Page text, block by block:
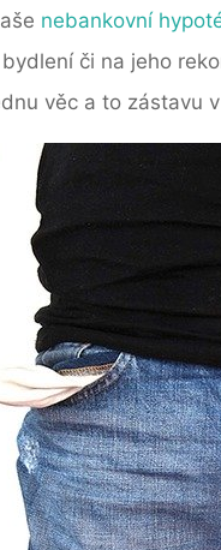
nebankovní
či na jeho
věc a to zástavu